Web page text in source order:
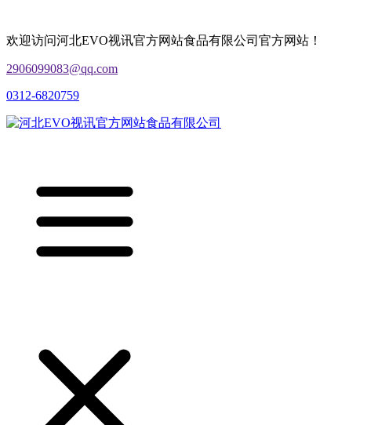
欢迎访问河北EVO视讯官方网站食品有限公司官方网站！
2906099083@qq.com
0312-6820759